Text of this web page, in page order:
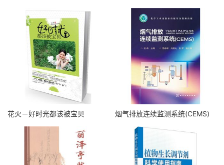
花火－好时光都该被宝贝 烟气排放连续监测系统(CEMS)